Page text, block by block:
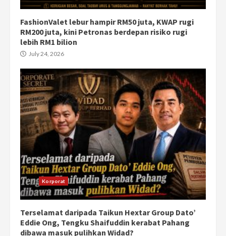
FashionValet lebur hampir RM50 juta, KWAP rugi
RM200 juta, kini Petronas berdepan risiko rugi
lebih RM1 bilion
July 24, 2026
Korporat
Terselamat daripada Taikun Hextar Group Dato’
Eddie Ong, Tengku Shaifuddin kerabat Pahang
dibawa masuk pulihkan Widad?